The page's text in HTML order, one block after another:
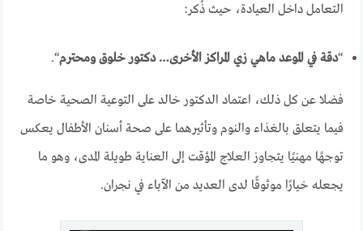
التعامل داخل العيادة، حيث ذُكر:
“دقة في الموعد ماهي زي المراكز الأخرى… دكتور خلوق ومحترم“.
فضلا عن كل ذلك، اعتماد الدكتور خالد على التوعية الصحية خاصة
فيما يتعلق بالغذاء والنوم وتأثيرهما على صحة أسنان الأطفال يعكس
توجهًا مهنيًا يتجاوز العلاج المؤقت إلى العناية طويلة المدى، وهو ما
يجعله خيارًا موثوقًا لدى العديد من الآباء في نجران.